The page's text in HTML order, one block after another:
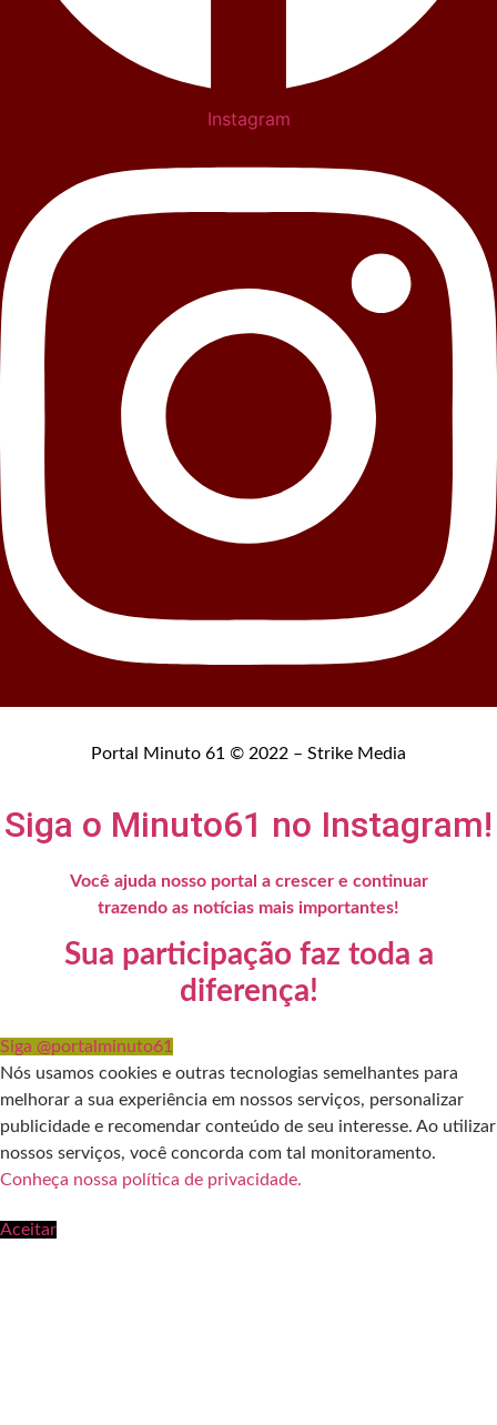
Instagram
Portal Minuto 61 © 2022 – Strike Media
Siga o Minuto61 no Instagram!
Você ajuda nosso portal a crescer e continuar
trazendo as notícias mais importantes!
Sua participação faz toda a
diferença!
Siga @portalminuto61
Nós usamos cookies e outras tecnologias semelhantes para
melhorar a sua experiência em nossos serviços, personalizar
publicidade e recomendar conteúdo de seu interesse. Ao utilizar
nossos serviços, você concorda com tal monitoramento.
Conheça nossa política de privacidade.
Aceitar